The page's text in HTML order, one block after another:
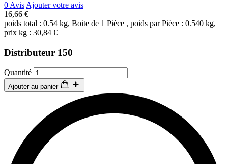
0 Avis Ajouter votre avis
16,66 €
poids total : 0.54 kg, Boite de 1 Pièce , poids par Pièce : 0.540 kg,
prix kg : 30,84 €
Distributeur 150
Quantité
Ajouter au panier